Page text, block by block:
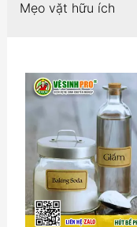
Mẹo vặt hữu ích